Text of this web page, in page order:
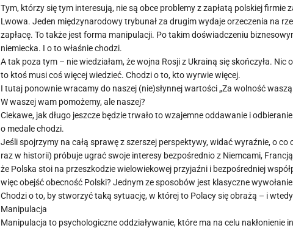
Tym, którzy się tym interesują, nie są obce problemy z zapłatą polskiej
Lwowa. Jeden międzynarodowy trybunał za drugim wydaje orzeczenia na
zapłacę. To także jest forma manipulacji. Po takim doświadczeniu
niemiecka. I o to właśnie chodzi.
A tak poza tym – nie wiedziałam, że wojna Rosji z Ukrainą się skończyła. Nic
to ktoś musi coś więcej wiedzieć. Chodzi o to, kto wyrwie więcej.
I tutaj ponownie wracamy do naszej (nie)słynnej wartości „Za wolność waszą
W waszej wam pomożemy, ale naszej?
Ciekawe, jak długo jeszcze będzie trwało to wzajemne oddawanie i
o medale chodzi.
Jeśli spojrzymy na całą sprawę z szerszej perspektywy, widać wyraźnie, o
raz w historii) próbuje ugrać swoje interesy bezpośrednio z Niemcami,
że Polska stoi na przeszkodzie wielowiekowej przyjaźni i bezpośredniej
więc obejść obecność Polski? Jednym ze sposobów jest klasyczne
Chodzi o to, by stworzyć taką sytuację, w której to Polacy się obrażą – i
Manipulacja
Manipulacja to psychologiczne oddziaływanie, które ma na celu nakłonienie